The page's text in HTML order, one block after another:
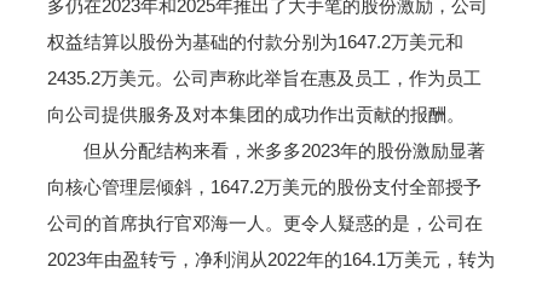
多仍在2023年和2025年推出了大手笔的股份激励，公司
权益结算以股份为基础的付款分别为1647.2万美元和
2435.2万美元。公司声称此举旨在惠及员工，作为员工
向公司提供服务及对本集团的成功作出贡献的报酬。
但从分配结构来看，米多多2023年的股份激励显著
向核心管理层倾斜，1647.2万美元的股份支付全部授予
公司的首席执行官邓海一人。更令人疑惑的是，公司在
2023年由盈转亏，净利润从2022年的164.1万美元，转为